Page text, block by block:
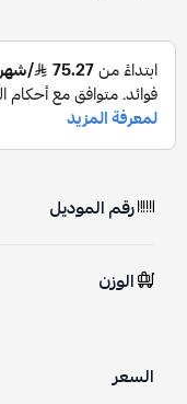
رقم الموديل
الوزن
السعر